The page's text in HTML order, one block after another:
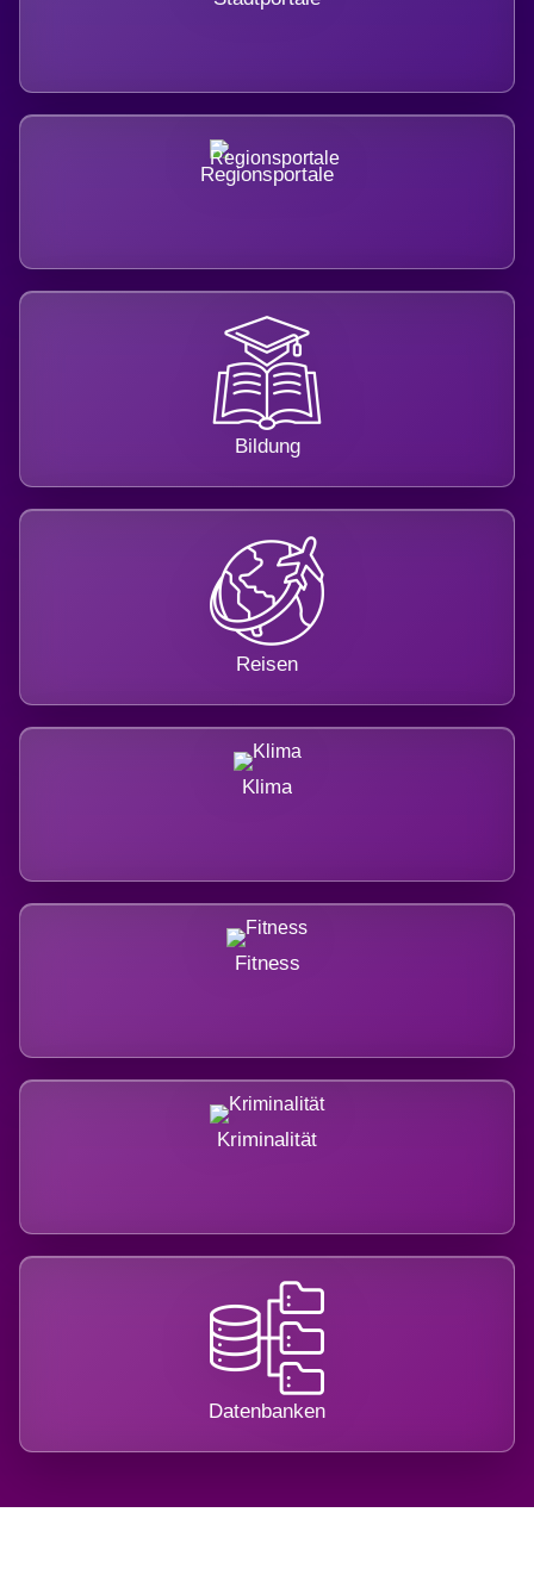
Regionsportale
Bildung
Reisen
Klima
Fitness
Kriminalität
Datenbanken